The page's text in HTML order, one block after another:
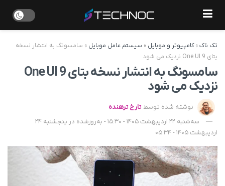
تک ناک»کامپیوتر و موبایل » سیستم عامل موبایل » سامسونگ به انتشار نسخه
بتای One UI 9 نزدیک می‌ شود
سامسونگ به انتشار نسخه بتای One UI 9
نزدیک می‌ شود
نوشته شده توسط تارخ ترهنده
سه‌شنبه 22 اردیبهشت 1405 - 15:30 - به‌روزشده در پنجشنبه 24
اردیبهشت 1405 - 05:34